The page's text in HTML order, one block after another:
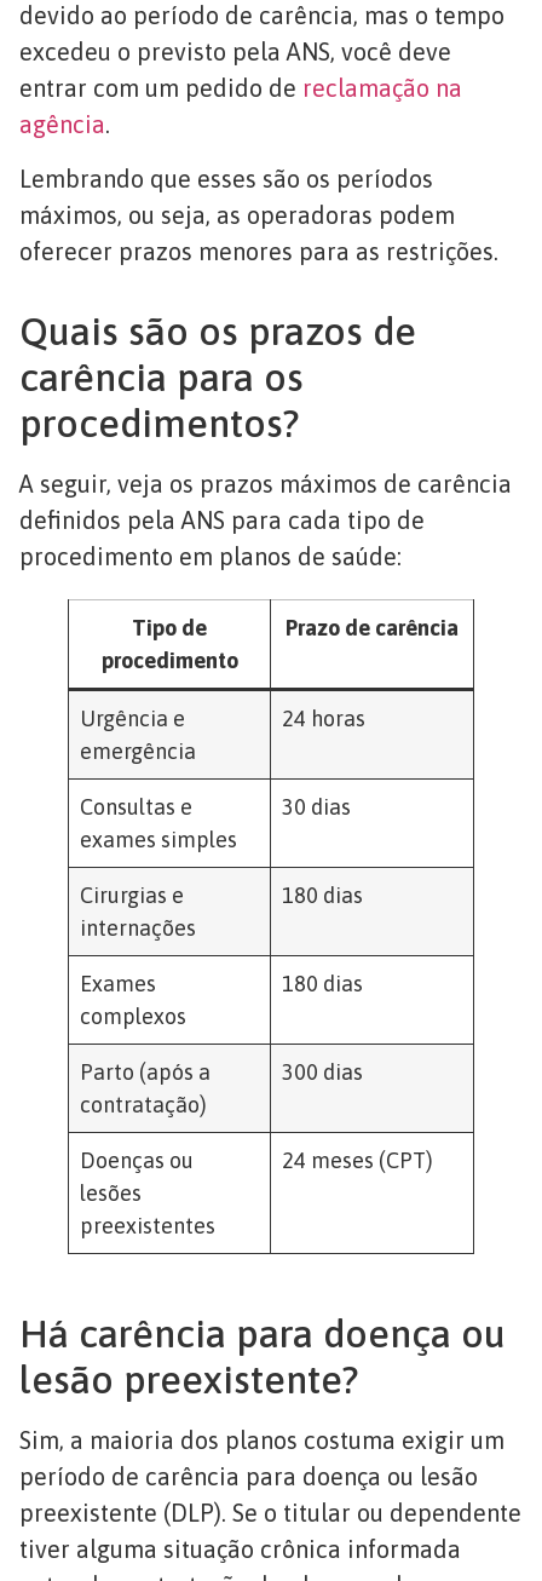
devido ao período de carência, mas o tempo
excedeu o previsto pela ANS, você deve
entrar com um pedido de reclamação na
agência.
Lembrando que esses são os períodos
máximos, ou seja, as operadoras podem
oferecer prazos menores para as restrições.
Quais são os prazos de
carência para os
procedimentos?
A seguir, veja os prazos máximos de carência
definidos pela ANS para cada tipo de
procedimento em planos de saúde:
Tipo de
procedimento
Prazo de carência
Urgência e
emergência
24 horas
Consultas e
exames simples
30 dias
Cirurgias e
internações
180 dias
Exames
complexos
180 dias
Parto (após a
contratação)
300 dias
Doenças ou
lesões
preexistentes
24 meses (CPT)
Há carência para doença ou
lesão preexistente?
Sim, a maioria dos planos costuma exigir um
período de carência para doença ou lesão
preexistente (DLP). Se o titular ou dependente
tiver alguma situação crônica informada